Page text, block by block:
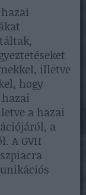
illetve
hogy
a hazai
a
A GVH